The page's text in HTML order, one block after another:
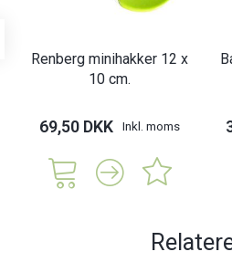
Renberg minihakker 12 x
10 cm.
69,50 DKK Inkl. moms